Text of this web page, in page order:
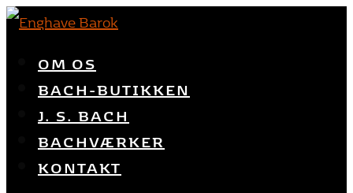
OM OS
BACH-BUTIKKEN
J. S. BACH
BACHVÆRKER
KONTAKT